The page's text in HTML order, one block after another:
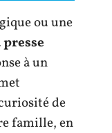
ou une
presse
à un
de
famille, en